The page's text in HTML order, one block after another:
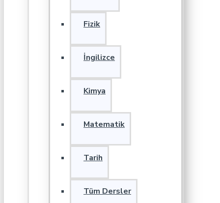
Fizik
İngilizce
Kimya
Matematik
Tarih
Tüm Dersler